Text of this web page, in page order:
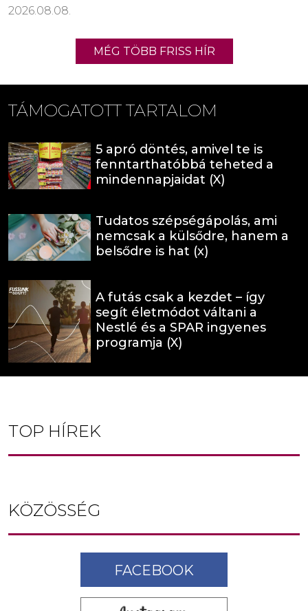
2026.08.08.
MÉG TÖBB FRISS HÍR
TÁMOGATOTT TARTALOM
5 apró döntés, amivel te is
fenntarthatóbbá teheted a
mindennapjaidat (X)
Tudatos szépségápolás, ami
nemcsak a külsődre, hanem a
belsődre is hat (x)
A futás csak a kezdet – így
segít életmódot váltani a
Nestlé és a SPAR ingyenes
programja (X)
TOP HÍREK
KÖZÖSSÉG
FACEBOOK